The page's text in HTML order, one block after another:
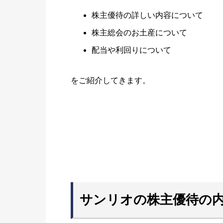
株主優待の詳しい内容について
株主総会のお土産について
配当や利回りについて
をご紹介してきます。
サンリオの株主優待の